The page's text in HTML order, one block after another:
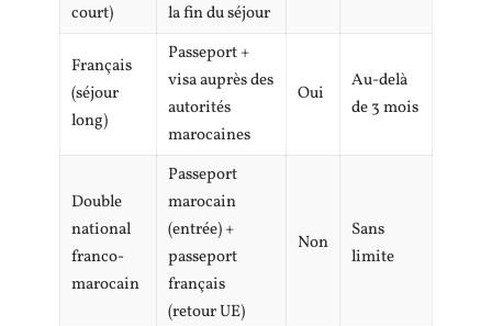
court)
la fin du séjour
Français
(séjour
long)
Passeport +
visa auprès des
autorités
marocaines
Oui
Au-delà
de 3 mois
Double
national
franco-
marocain
Passeport
marocain
(entrée) +
passeport
français
(retour UE)
Non
Sans
limite